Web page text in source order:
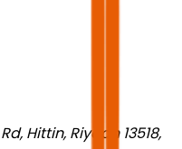
Hittin, Riyadh 13518,